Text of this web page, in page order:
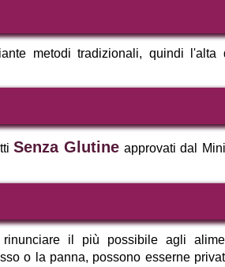
metodi tradizionali, quindi l'alta
Senza Glutine approvati dal
rinunciare il più possibile agli
o la panna, possono esserne